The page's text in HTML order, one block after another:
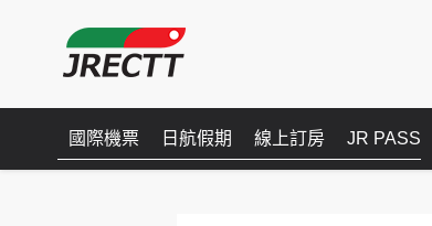
國際機票 日航假期 線上訂房 JR PASS